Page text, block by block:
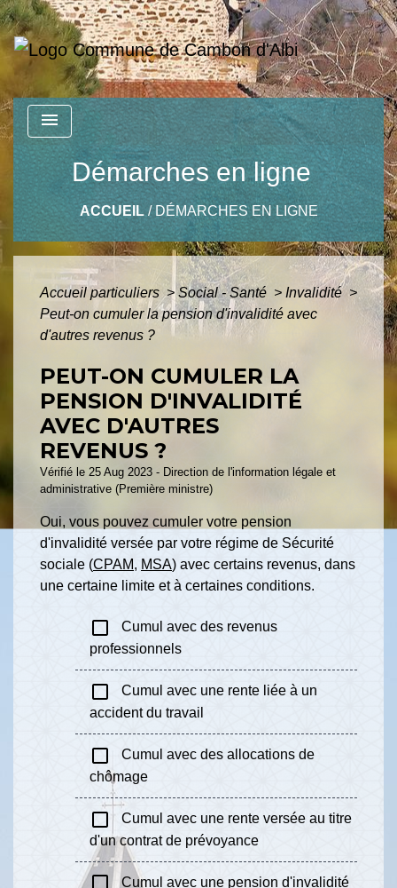
menu
Démarches en ligne
ACCUEIL/DÉMARCHES EN LIGNE
Accueil particuliers> Social - Santé > Invalidité>
Peut-on cumuler la pension d'invalidité avec
d'autres revenus ?
PEUT-ON CUMULER LA
PENSION D'INVALIDITÉ
AVEC D'AUTRES
REVENUS ?
Vérifié le 25 Aug 2023 - Direction de l'information légale et
administrative (Première ministre)
Oui, vous pouvez cumuler votre pension
d'invalidité versée par votre régime de Sécurité
sociale (CPAM, MSA) avec certains revenus, dans
une certaine limite et à certaines conditions.
check_box_outline_blank
Cumul avec des revenus
professionnels
check_box_outline_blank
Cumul avec une rente liée à un
accident du travail
check_box_outline_blank
Cumul avec des allocations de
chômage
check_box_outline_blank Cumul avec une rente versée au titre
d'un contrat de prévoyance
check_box_outline_blank
Cumul avec une pension d'invalidité